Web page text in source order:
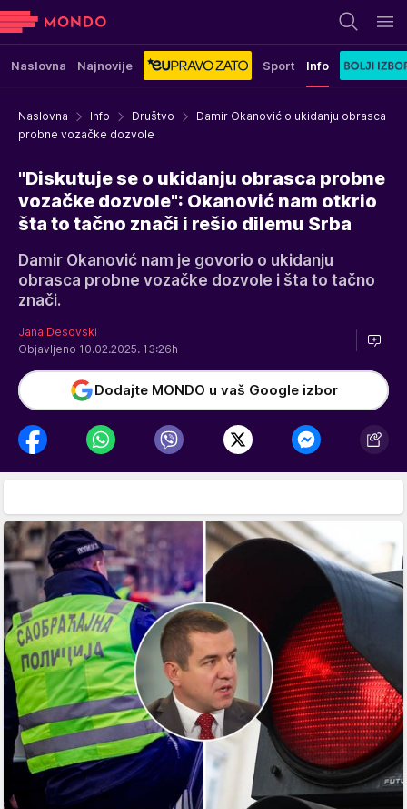
Naslovna Najnovije Sport Info
Naslovna Info Društvo
Damir Okanović o ukidanju obrasca
probne vozačke dozvole
"Diskutuje se o ukidanju obrasca probne
vozačke dozvole": Okanović nam otkrio
šta to tačno znači i rešio dilemu Srba
Damir Okanović nam je govorio o ukidanju
obrasca probne vozačke dozvole i šta to tačno
znači.
Jana Desovski
Objavljeno 10.02.2025. 13:26h
Dodajte MONDO u vaš Google izbor